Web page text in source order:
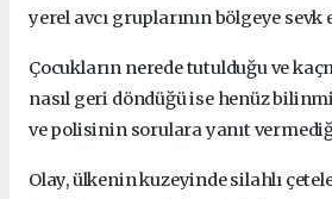
yerel avcı gruplarının bölgeye sevk
Çocukların nerede tutulduğu ve
nasıl geri döndüğü ise henüz
ve polisinin sorulara yanıt
Olay, ülkenin kuzeyinde silahlı